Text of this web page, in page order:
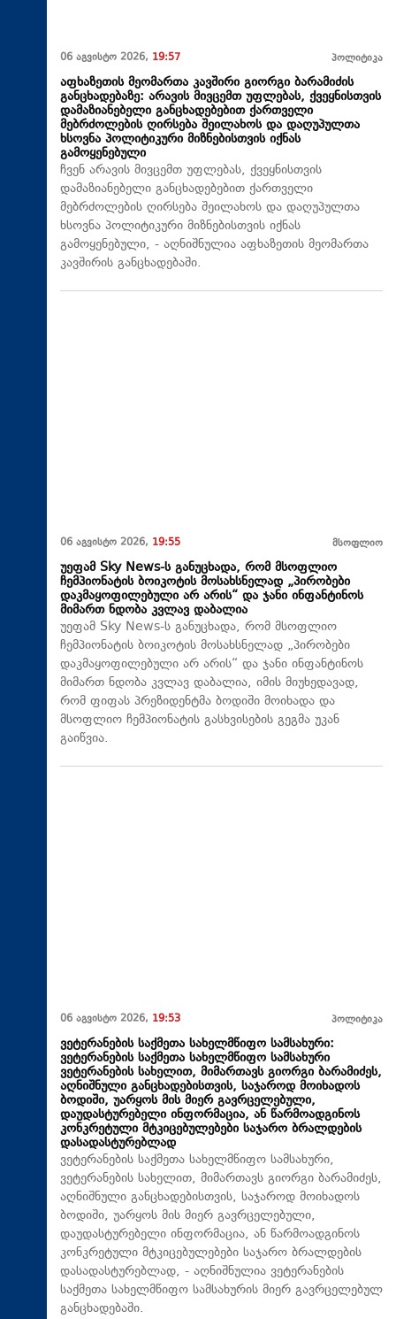
06 აგვისტო 2026, 19:57 პოლიტიკა
აფხაზეთის მეომართა კავშირი გიორგი ბარამიძის
განცხადებაზე: არავის მივცემთ უფლებას, ქვეყნისთვის
დამაზიანებელი განცხადებებით ქართველი
მებრძოლების ღირსება შეილახოს და დაღუპულთა
ხსოვნა პოლიტიკური მიზნებისთვის იქნას
გამოყენებული
ჩვენ არავის მივცემთ უფლებას, ქვეყნისთვის
დამაზიანებელი განცხადებებით ქართველი
მებრძოლების ღირსება შეილახოს და დაღუპულთა
ხსოვნა პოლიტიკური მიზნებისთვის იქნას
გამოყენებული, - აღნიშნულია აფხაზეთის მეომართა
კავშირის განცხადებაში.
06 აგვისტო 2026, 19:55 მსოფლიო
უეფამ Sky News-ს განუცხადა, რომ მსოფლიო
ჩემპიონატის ბოიკოტის მოსახსნელად „პირობები
დაკმაყოფილებული არ არის“ და ჯანი ინფანტინოს
მიმართ ნდობა კვლავ დაბალია
უეფამ Sky News-ს განუცხადა, რომ მსოფლიო
ჩემპიონატის ბოიკოტის მოსახსნელად „პირობები
დაკმაყოფილებული არ არის“ და ჯანი ინფანტინოს
მიმართ ნდობა კვლავ დაბალია, იმის მიუხედავად,
რომ ფიფას პრეზიდენტმა ბოდიში მოიხადა და
მსოფლიო ჩემპიონატის გასხვისების გეგმა უკან
გაიწვია.
06 აგვისტო 2026, 19:53 პოლიტიკა
ვეტერანების საქმეთა სახელმწიფო სამსახური:
ვეტერანების საქმეთა სახელმწიფო სამსახური
ვეტერანების სახელით, მიმართავს გიორგი ბარამიძეს,
აღნიშნული განცხადებისთვის, საჯაროდ მოიხადოს
ბოდიში, უარყოს მის მიერ გავრცელებული,
დაუდასტურებელი ინფორმაცია, ან წარმოადგინოს
კონკრეტული მტკიცებულებები საჯარო ბრალდების
დასადასტურებლად
ვეტერანების საქმეთა სახელმწიფო სამსახური,
ვეტერანების სახელით, მიმართავს გიორგი ბარამიძეს,
აღნიშნული განცხადებისთვის, საჯაროდ მოიხადოს
ბოდიში, უარყოს მის მიერ გავრცელებული,
დაუდასტურებელი ინფორმაცია, ან წარმოადგინოს
კონკრეტული მტკიცებულებები საჯარო ბრალდების
დასადასტურებლად, - აღნიშნულია ვეტერანების
საქმეთა სახელმწიფო სამსახურის მიერ გავრცელებულ
განცხადებაში.